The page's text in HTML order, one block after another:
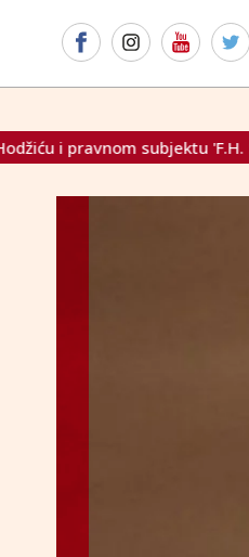
'F.H. Srebrena malina'